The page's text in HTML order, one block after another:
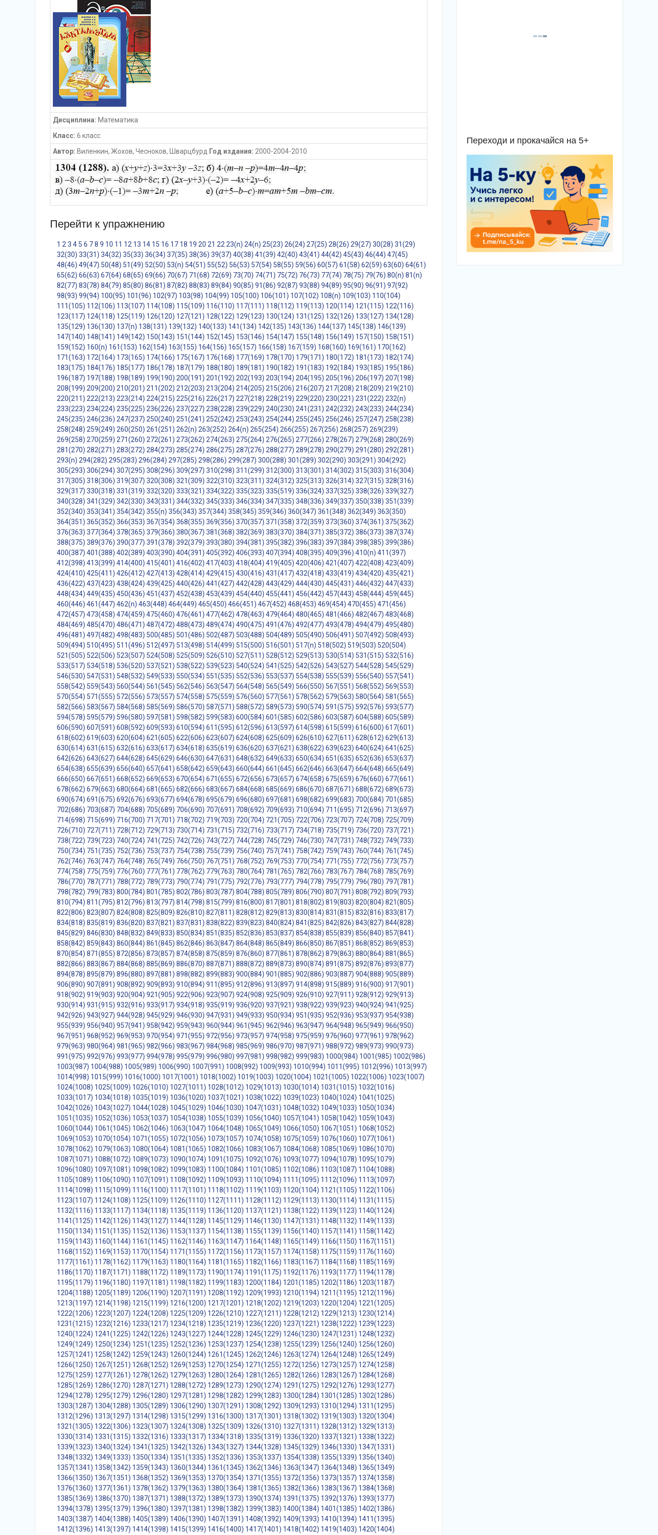
Дисциплина: Математика
Класс: 6 класс
Автор: Виленкин, Жохов, Чесноков, Шварцбурд Год издания: 2000-2004-2010
Перейти к упражнению
1 2 3 4 5 6 78 9 10 11 12 13 14 15 16 17 18 19 20 21 22 23(n) 24(n) 25(23) 26(24) 27(25) 28(26) 29(27) 30(28) 31(29)
32(30) 33(31) 34(32) 35(33) 36(34) 37(35) 38(36) 39(37) 40(38) 41(39) 42(40) 43(41) 44(42) 45(43) 46(44) 47(45)
48(46) 49(47) 50(48) 51(49) 52(50) 53(n) 54(51) 55(52) 56(53) 57(54) 58(55) 59(56) 60(57) 61(58) 62(59) 63(60) 64(61)
65(62) 66(63) 67(64) 68(65) 69(66) 70(67) 71(68) 72(69) 73(70) 74(71) 75(72) 76(73) 77(74) 78(75) 79(76) 80(n) 81(n)
82(77) 83(78) 84(79) 85(80) 86(81) 87(82) 88(83) 89(84) 90(85) 91(86) 92(87) 93(88) 94(89) 95(90) 96(91) 97(92)
98(93) 99(94) 100(95) 101(96) 102(97) 103(98) 104(99) 105(100) 106(101) 107(102) 108(n) 109(103) 110(104)
111(105) 112(106) 113(107) 114(108) 115(109) 116(110) 117(111) 118(112) 119(113) 120(114) 121(115) 122(116)
123(117) 124(118) 125(119) 126(120) 127(121) 128(122) 129(123) 130(124) 131(125) 132(126) 133(127) 134(128)
135(129) 136(130) 137(n) 138(131) 139(132) 140(133) 141(134) 142(135) 143(136) 144(137) 145(138) 146(139)
147(140) 148(141) 149(142) 150(143) 151(144) 152(145) 153(146) 154(147) 155(148) 156(149) 157(150) 158(151)
159(152) 160(n) 161(153) 162(154) 163(155) 164(156) 165(157) 166(158) 167(159) 168(160) 169(161) 170(162)
171(163) 172(164) 173(165) 174(166) 175(167) 176(168) 177(169) 178(170) 179(171) 180(172) 181(173) 182(174)
183(175) 184(176) 185(177) 186(178) 187(179) 188(180) 189(181) 190(182) 191(183) 192(184) 193(185) 195(186)
196(187) 197(188) 198(189) 199(190) 200(191) 201(192) 202(193) 203(194) 204(195) 205(196) 206(197) 207(198)
208(199) 209(200) 210(201) 211(202) 212(203) 213(204) 214(205) 215(206) 216(207) 217(208) 218(209) 219(210)
220(211) 222(213) 223(214) 224(215) 225(216) 226(217) 227(218) 228(219) 229(220) 230(221) 231(222) 232(n)
233(223) 234(224) 235(225) 236(226) 237(227) 238(228) 239(229) 240(230) 241(231) 242(232) 243(233) 244(234)
245(235) 246(236) 247(237) 250(240) 251(241) 252(242) 253(243) 254(244) 255(245) 256(246) 257(247) 258(238)
258(248) 259(249) 260(250) 261(251) 262(n) 263(252) 264(n) 265(254) 266(255) 267(256) 268(257) 269(239)
269(258) 270(259) 271(260) 272(261) 273(262) 274(263) 275(264) 276(265) 277(266) 278(267) 279(268) 280(269)
281(270) 282(271) 283(272) 284(273) 285(274) 286(275) 287(276) 288(277) 289(278) 290(279) 291(280) 292(281)
293(n) 294(282) 295(283) 296(284) 297(285) 298(286) 299(287) 300(288) 301(289) 302(290) 303(291) 304(292)
305(293) 306(294) 307(295) 308(296) 309(297) 310(298) 311(299) 312(300) 313(301) 314(302) 315(303) 316(304)
317(305) 318(306) 319(307) 320(308) 321(309) 322(310) 323(311) 324(312) 325(313) 326(314) 327(315) 328(316)
329(317) 330(318) 331(319) 332(320) 333(321) 334(322) 335(323) 335(519) 336(324) 337(325) 338(326) 339(327)
340(328) 341(329) 342(330) 343(331) 344(332) 345(333) 346(334) 347(335) 348(336) 349(337) 350(338) 351(339)
352(340) 353(341) 354(342) 355(n) 356(343) 357(344) 358(345) 359(346) 360(347) 361(348) 362(349) 363(350)
364(351) 365(352) 366(353) 367(354) 368(355) 369(356) 370(357) 371(358) 372(359) 373(360) 374(361) 375(362)
376(363) 377(364) 378(365) 379(366) 380(367) 381(368) 382(369) 383(370) 384(371) 385(372) 386(373) 387(374)
388(375) 389(376) 390(377) 391(378) 392(379) 393(380) 394(381) 395(382) 396(383) 397(384) 398(385) 399(386)
400(387) 401(388) 402(389) 403(390) 404(391) 405(392) 406(393) 407(394) 408(395) 409(396) 410(n) 411(397)
412(398) 413(399) 414(400) 415(401) 416(402) 417(403) 418(404) 419(405) 420(406) 421(407) 422(408) 423(409)
424(410) 425(411) 426(412) 427(413) 428(414) 429(415) 430(416) 431(417) 432(418) 433(419) 434(420) 435(421)
436(422) 437(423) 438(424) 439(425) 440(426) 441(427) 442(428) 443(429) 444(430) 445(431) 446(432) 447(433)
448(434) 449(435) 450(436) 451(437) 452(438) 453(439) 454(440) 455(441) 456(442) 457(443) 458(444) 459(445)
460(446) 461(447) 462(n) 463(448) 464(449) 465(450) 466(451) 467(452) 468(453) 469(454) 470(455) 471(456)
472(457) 473(458) 474(459) 475(460) 476(461) 477(462) 478(463) 479(464) 480(465) 481(466) 482(467) 483(468)
484(469) 485(470) 486(471) 487(472) 488(473) 489(474) 490(475) 491(476) 492(477) 493(478) 494(479) 495(480)
496(481) 497(482) 498(483) 500(485) 501(486) 502(487) 503(488) 504(489) 505(490) 506(491) 507(492) 508(493)
509(494) 510(495) 511(496) 512(497) 513(498) 514(499) 515(500) 516(501) 517(n) 518(502) 519(503) 520(504)
521(505) 522(506) 523(507) 524(508) 525(509) 526(510) 527(511) 528(512) 529(513) 530(514) 531(515) 532(516)
533(517) 534(518) 536(520) 537(521) 538(522) 539(523) 540(524) 541(525) 542(526) 543(527) 544(528) 545(529)
546(530) 547(531) 548(532) 549(533) 550(534) 551(535) 552(536) 553(537) 554(538) 555(539) 556(540) 557(541)
558(542) 559(543) 560(544) 561(545) 562(546) 563(547) 564(548) 565(549) 566(550) 567(551) 568(552) 569(553)
570(554) 571(555) 572(556) 573(557) 574(558) 575(559) 576(560) 577(561) 578(562) 579(563) 580(564) 581(565)
582(566) 583(567) 584(568) 585(569) 586(570) 587(571) 588(572) 589(573) 590(574) 591(575) 592(576) 593(577)
594(578) 595(579) 596(580) 597(581) 598(582) 599(583) 600(584) 601(585) 602(586) 603(587) 604(588) 605(589)
606(590) 607(591) 608(592) 609(593) 610(594) 611(595) 612(596) 613(597) 614(598) 615(599) 616(600) 617(601)
618(602) 619(603) 620(604) 621(605) 622(606) 623(607) 624(608) 625(609) 626(610) 627(611) 628(612) 629(613)
630(614) 631(615) 632(616) 633(617) 634(618) 635(619) 636(620) 637(621) 638(622) 639(623) 640(624) 641(625)
642(626) 643(627) 644(628) 645(629) 646(630) 647(631) 648(632) 649(633) 650(634) 651(635) 652(636) 653(637)
654(638) 655(639) 656(640) 657(641) 658(642) 659(643) 660(644) 661(645) 662(646) 663(647) 664(648) 665(649)
666(650) 667(651) 668(652) 669(653) 670(654) 671(655) 672(656) 673(657) 674(658) 675(659) 676(660) 677(661)
678(662) 679(663) 680(664) 681(665) 682(666) 683(667) 684(668) 685(669) 686(670) 687(671) 688(672) 689(673)
690(674) 691(675) 692(676) 693(677) 694(678) 695(679) 696(680) 697(681) 698(682) 699(683) 700(684) 701(685)
702(686) 703(687) 704(688) 705(689) 706(690) 707(691) 708(692) 709(693) 710(694) 711(695) 712(696) 713(697)
714(698) 715(699) 716(700) 717(701) 718(702) 719(703) 720(704) 721(705) 722(706) 723(707) 724(708) 725(709)
726(710) 727(711) 728(712) 729(713) 730(714) 731(715) 732(716) 733(717) 734(718) 735(719) 736(720) 737(721)
738(722) 739(723) 740(724) 741(725) 742(726) 743(727) 744(728) 745(729) 746(730) 747(731) 748(732) 749(733)
750(734) 751(735) 752(736) 753(737) 754(738) 755(739) 756(740) 757(741) 758(742) 759(743) 760(744) 761(745)
762(746) 763(747) 764(748) 765(749) 766(750) 767(751) 768(752) 769(753) 770(754) 771(755) 772(756) 773(757)
774(758) 775(759) 776(760) 777(761) 778(762) 779(763) 780(764) 781(765) 782(766) 783(767) 784(768) 785(769)
786(770) 787(771) 788(772) 789(773) 790(774) 791(775) 792(776) 793(777) 794(778) 795(779) 796(780) 797(781)
798(782) 799(783) 800(784) 801(785) 802(786) 803(787) 804(788) 805(789) 806(790) 807(791) 808(792) 809(793)
810(794) 811(795) 812(796) 813(797) 814(798) 815(799) 816(800) 817(801) 818(802) 819(803) 820(804) 821(805)
822(806) 823(807) 824(808) 825(809) 826(810) 827(811) 828(812) 829(813) 830(814) 831(815) 832(816) 833(817)
834(818) 835(819) 836(820) 837(821) 837(831) 838(822) 839(823) 840(824) 841(825) 842(826) 843(827) 844(828)
845(829) 846(830) 848(832) 849(833) 850(834) 851(835) 852(836) 853(837) 854(838) 855(839) 856(840) 857(841)
858(842) 859(843) 860(844) 861(845) 862(846) 863(847) 864(848) 865(849) 866(850) 867(851) 868(852) 869(853)
870(854) 871(855) 872(856) 873(857) 874(858) 875(859) 876(860) 877(861) 878(862) 879(863) 880(864) 881(865)
882(866) 883(867) 884(868) 885(869) 886(870) 887(871) 888(872) 889(873) 890(874) 891(875) 892(876) 893(877)
894(878) 895(879) 896(880) 897(881) 898(882) 899(883) 900(884) 901(885) 902(886) 903(887) 904(888) 905(889)
906(890) 907(891) 908(892) 909(893) 910(894) 911(895) 912(896) 913(897) 914(898) 915(889) 916(900) 917(901)
918(902) 919(903) 920(904) 921(905) 922(906) 923(907) 924(908) 925(909) 926(910) 927(911) 928(912) 929(913)
930(914) 931(915) 932(916) 933(917) 934(918) 935(919) 936(920) 937(921) 938(922) 939(923) 940(924) 941(925)
942(926) 943(927) 944(928) 945(929) 946(930) 947(931) 949(933) 950(934) 951(935) 952(936) 953(937) 954(938)
955(939) 956(940) 957(941) 958(942) 959(943) 960(944) 961(945) 962(946) 963(947) 964(948) 965(949) 966(950)
967(951) 968(952) 969(953) 970(954) 971(955) 972(956) 973(957) 974(958) 975(959) 976(960) 977(961) 978(962)
979(963) 980(964) 981(965) 982(966) 983(967) 984(968) 985(969) 986(970) 987(971) 988(972) 989(973) 990(973)
991(975) 992(976) 993(977) 994(978) 995(979) 996(980) 997(981) 998(982) 999(983) 1000(984) 1001(985) 1002(986)
1003(987) 1004(988) 1005(989) 1006(990) 1007(991) 1008(992) 1009(993) 1010(994) 1011(995) 1012(996) 1013(997)
1014(998) 1015(999) 1016(1000) 1017(1001) 1018(1002) 1019(1003) 1020(1004) 1021(1005) 1022(1006) 1023(1007)
1024(1008) 1025(1009) 1026(1010) 1027(1011) 1028(1012) 1029(1013) 1030(1014) 1031(1015) 1032(1016)
1033(1017) 1034(1018) 1035(1019) 1036(1020) 1037(1021) 1038(1022) 1039(1023) 1040(1024) 1041(1025)
1042(1026) 1043(1027) 1044(1028) 1045(1029) 1046(1030) 1047(1031) 1048(1032) 1049(1033) 1050(1034)
1051(1035) 1052(1036) 1053(1037) 1054(1038) 1055(1039) 1056(1040) 1057(1041) 1058(1042) 1059(1043)
1060(1044) 1061(1045) 1062(1046) 1063(1047) 1064(1048) 1065(1049) 1066(1050) 1067(1051) 1068(1052)
1069(1053) 1070(1054) 1071(1055) 1072(1056) 1073(1057) 1074(1058) 1075(1059) 1076(1060) 1077(1061)
1078(1062) 1079(1063) 1080(1064) 1081(1065) 1082(1066) 1083(1067) 1084(1068) 1085(1069) 1086(1070)
1087(1071) 1088(1072) 1089(1073) 1090(1074) 1091(1075) 1092(1076) 1093(1077) 1094(1078) 1095(1079)
1096(1080) 1097(1081) 1098(1082) 1099(1083) 1100(1084) 1101(1085) 1102(1086) 1103(1087) 1104(1088)
1105(1089) 1106(1090) 1107(1091) 1108(1092) 1109(1093) 1110(1094) 1111(1095) 1112(1096) 1113(1097)
1114(1098) 1115(1099) 1116(1100) 1117(1101) 1118(1102) 1119(1103) 1120(1104) 1121(1105) 1122(1106)
1123(1107) 1124(1108) 1125(1109) 1126(1110) 1127(1111) 1128(1112) 1129(1113) 1130(1114) 1131(1115)
1132(1116) 1133(1117) 1134(1118) 1135(1119) 1136(1120) 1137(1121) 1138(1122) 1139(1123) 1140(1124)
1141(1125) 1142(1126) 1143(1127) 1144(1128) 1145(1129) 1146(1130) 1147(1131) 1148(1132) 1149(1133)
1150(1134) 1151(1135) 1152(1136) 1153(1137) 1154(1138) 1155(1139) 1156(1140) 1157(1141) 1158(1142)
1159(1143) 1160(1144) 1161(1145) 1162(1146) 1163(1147) 1164(1148) 1165(1149) 1166(1150) 1167(1151)
1168(1152) 1169(1153) 1170(1154) 1171(1155) 1172(1156) 1173(1157) 1174(1158) 1175(1159) 1176(1160)
1177(1161) 1178(1162) 1179(1163) 1180(1164) 1181(1165) 1182(1166) 1183(1167) 1184(1168) 1185(1169)
1186(1170) 1187(1171) 1188(1172) 1189(1173) 1190(1174) 1191(1175) 1192(1176) 1193(1177) 1194(1178)
1195(1179) 1196(1180) 1197(1181) 1198(1182) 1199(1183) 1200(1184) 1201(1185) 1202(1186) 1203(1187)
1204(1188) 1205(1189) 1206(1190) 1207(1191) 1208(1192) 1209(1993) 1210(1194) 1211(1195) 1212(1196)
1213(1197) 1214(1198) 1215(1199) 1216(1200) 1217(1201) 1218(1202) 1219(1203) 1220(1204) 1221(1205)
1222(1206) 1223(1207) 1224(1208) 1225(1209) 1226(1210) 1227(1211) 1228(1212) 1229(1213) 1230(1214)
1231(1215) 1232(1216) 1233(1217) 1234(1218) 1235(1219) 1236(1220) 1237(1221) 1238(1222) 1239(1223)
1240(1224) 1241(1225) 1242(1226) 1243(1227) 1244(1228) 1245(1229) 1246(1230) 1247(1231) 1248(1232)
1249(1249) 1250(1234) 1251(1235) 1252(1236) 1253(1237) 1254(1238) 1255(1239) 1256(1240) 1256(1260)
1257(1241) 1258(1242) 1259(1243) 1260(1244) 1261(1245) 1262(1246) 1263(1274) 1264(1248) 1265(1249)
1266(1250) 1267(1251) 1268(1252) 1269(1253) 1270(1254) 1271(1255) 1272(1256) 1273(1257) 1274(1258)
1275(1259) 1277(1261) 1278(1262) 1279(1263) 1280(1264) 1281(1265) 1282(1266) 1283(1267) 1284(1268)
1285(1269) 1286(1270) 1287(1271) 1288(1272) 1289(1273) 1290(1274) 1291(1275) 1292(1276) 1293(1277)
1294(1278) 1295(1279) 1296(1280) 1297(1281) 1298(1282) 1299(1283) 1300(1284) 1301(1285) 1302(1286)
1303(1287) 1304(1288) 1305(1289) 1306(1290) 1307(1291) 1308(1292) 1309(1293) 1310(1294) 1311(1295)
1312(1296) 1313(1297) 1314(1298) 1315(1299) 1316(1300) 1317(1301) 1318(1302) 1319(1303) 1320(1304)
1321(1305) 1322(1306) 1323(1307) 1324(1308) 1325(1309) 1326(1310) 1327(1311) 1328(1312) 1329(1313)
1330(1314) 1331(1315) 1332(1316) 1333(1317) 1334(1318) 1335(1319) 1336(1320) 1337(1321) 1338(1322)
1339(1323) 1340(1324) 1341(1325) 1342(1326) 1343(1327) 1344(1328) 1345(1329) 1346(1330) 1347(1331)
1348(1332) 1349(1333) 1350(1334) 1351(1335) 1352(1336) 1353(1337) 1354(1338) 1355(1339) 1356(1340)
1357(1341) 1358(1342) 1359(1343) 1360(1344) 1361(1345) 1362(1346) 1363(1347) 1364(1348) 1365(1349)
1366(1350) 1367(1351) 1368(1352) 1369(1353) 1370(1354) 1371(1355) 1372(1356) 1373(1357) 1374(1358)
1376(1360) 1377(1361) 1378(1362) 1379(1363) 1380(1364) 1381(1365) 1382(1366) 1383(1367) 1384(1368)
1385(1369) 1386(1370) 1387(1371) 1388(1372) 1389(1373) 1390(1374) 1391(1375) 1392(1376) 1393(1377)
1394(1378) 1395(1379) 1396(1380) 1397(1381) 1398(1382) 1399(1383) 1400(1384) 1401(1385) 1402(1386)
1403(1387) 1404(1388) 1405(1389) 1406(1390) 1407(1391) 1408(1392) 1409(1393) 1410(1394) 1411(1395)
1412(1396) 1413(1397) 1414(1398) 1415(1399) 1416(1400) 1417(1401) 1418(1402) 1419(1403) 1420(1404)
Переходи и прокачайся на 5+